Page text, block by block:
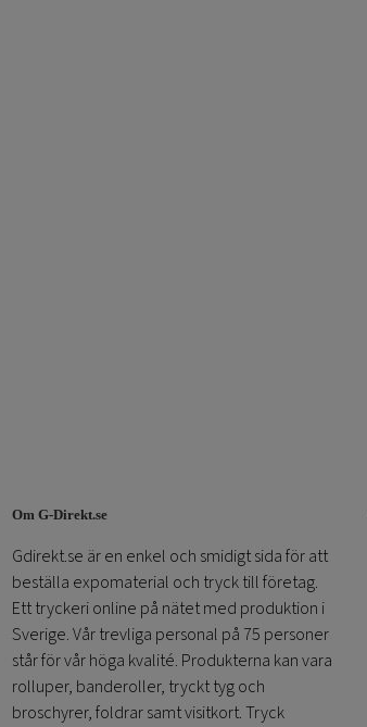
Om G-Direkt.se
Gdirekt.se är en enkel och smidigt sida för att
beställa expomaterial och tryck till företag.
Ett tryckeri online på nätet med produktion i
Sverige. Vår trevliga personal på 75 personer
står för vår höga kvalité. Produkterna kan vara
rolluper, banderoller, tryckt tyg och
broschyrer, foldrar samt visitkort. Tryck